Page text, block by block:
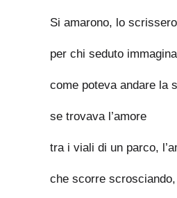
Si amarono, lo scrissero
per chi seduto immagina
come poteva andare la
se trovava l’amore
tra i viali di un parco,
che scorre